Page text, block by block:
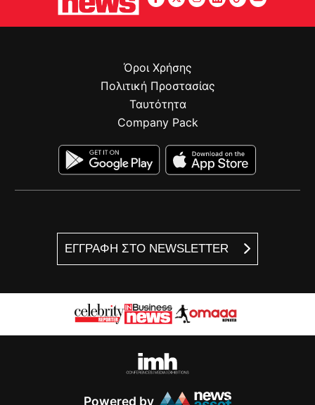
ΕΓΓΡΑΦΗ ΣΤΟ NEWSLETTER
Όροι Χρήσης
Πολιτική Προστασίας
Ταυτότητα
Company Pack
Powered by